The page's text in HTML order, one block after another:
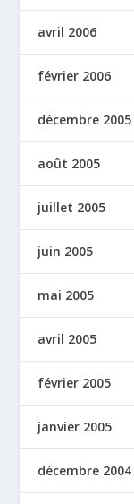
avril 2006
février 2006
décembre 2005
août 2005
juillet 2005
juin 2005
mai 2005
avril 2005
février 2005
janvier 2005
décembre 2004